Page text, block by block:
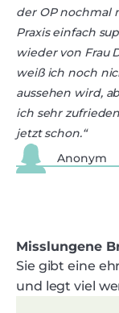
der OP nochmal
Praxis einfach
wieder von Frau
weiß ich noch
aussehen wird,
ich sehr
jetzt schon.“
Anonym
Misslungene
Sie gibt eine
und legt viel